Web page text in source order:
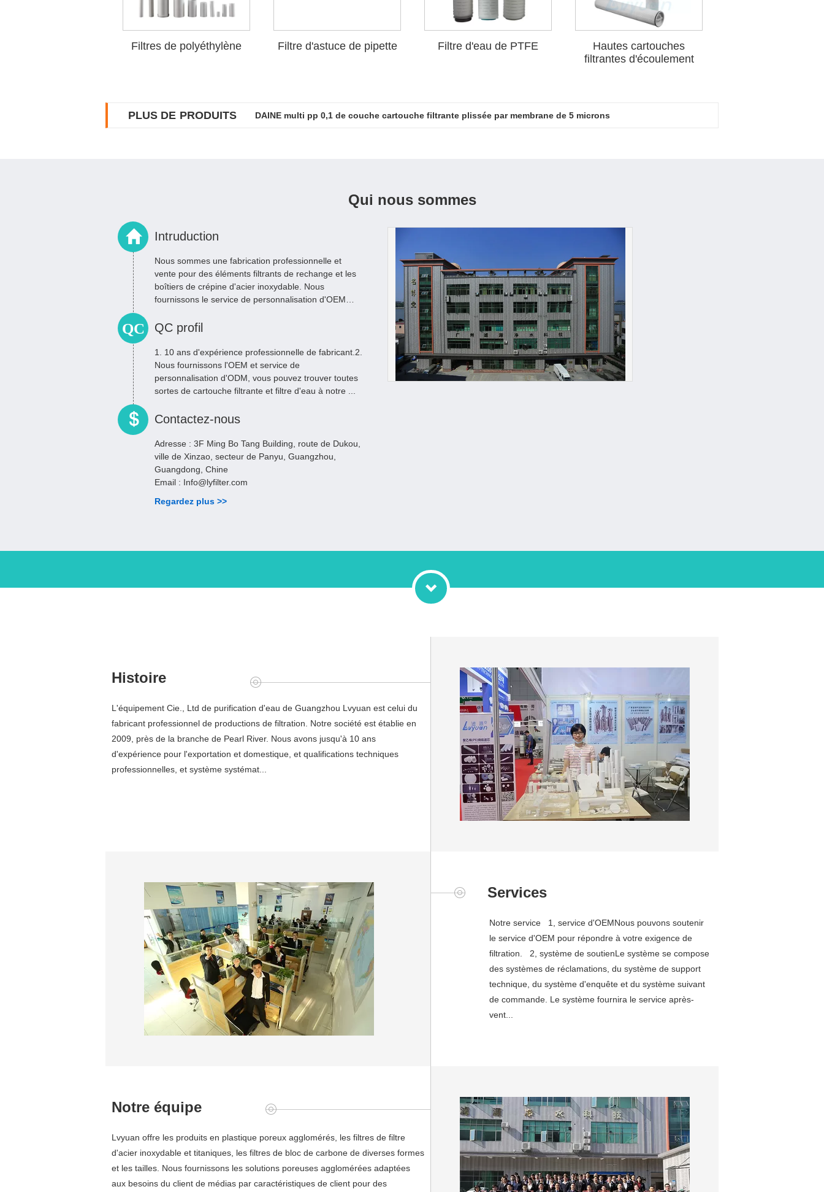
Filtres de polyéthylène Filtre d'astuce de pipette Filtre d'eau de PTFE
Hautes cartouches
filtrantes d'écoulement
PLUS DE PRODUITS DAINE multi pp 0,1 de couche cartouche filtrante plissée par membrane de 5 microns
Qui nous sommes
Intruduction
Nous sommes une fabrication professionnelle et
vente pour des éléments filtrants de rechange et les
boîtiers de crépine d'acier inoxydable. Nous
fournissons le service de personnalisation d'OEM
QC QC profil
1. 10 ans d'expérience professionnelle de fabricant.2.
Nous fournissons l'OEM et service de
personnalisation d'ODM, vous pouvez trouver toutes
sortes de cartouche filtrante et filtre d'eau à notre ...
Contactez-nous
Adresse : 3F Ming Bo Tang Building, route de Dukou,
ville de Xinzao, secteur de Panyu, Guangzhou,
Guangdong, Chine
Email : Info@lyfilter.com
Regardez plus >>
Histoire
L'équipement Cie., Ltd de purification d'eau de Guangzhou Lvyuan est celui du
fabricant professionnel de productions de filtration. Notre société est établie en
2009, près de la branche de Pearl River. Nous avons jusqu'à 10 ans
d'expérience pour l'exportation et domestique, et qualifications techniques
professionnelles, et système systémat...
Services
Notre service 1, service d'OEMNous pouvons soutenir
le service d'OEM pour répondre à votre exigence de
filtration. 2, système de soutienLe système se compose
des systèmes de réclamations, du système de support
technique, du système d'enquête et du système suivant
de commande. Le système fournira le service après-
vent...
Notre équipe
Lvyuan offre les produits en plastique poreux agglomérés, les filtres de filtre
d'acier inoxydable et titaniques, les filtres de bloc de carbone de diverses formes
et les tailles. Nous fournissons les solutions poreuses agglomérées adaptées
aux besoins du client de médias par caractéristiques de client pour des